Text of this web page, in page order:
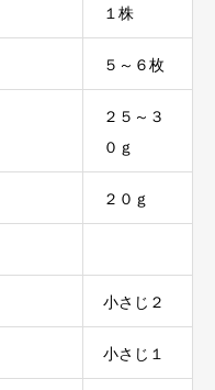
１株
５～６枚
２５～３
０ｇ
２０ｇ
小さじ２
小さじ１